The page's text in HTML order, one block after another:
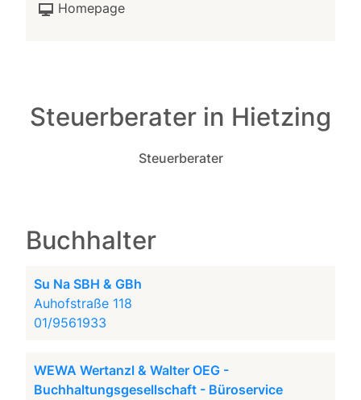
Homepage
Steuerberater in Hietzing
Steuerberater
Buchhalter
Su Na SBH & GBh
Auhofstraße 118
01/9561933
WEWA Wertanzl & Walter OEG -
Buchhaltungsgesellschaft - Büroservice